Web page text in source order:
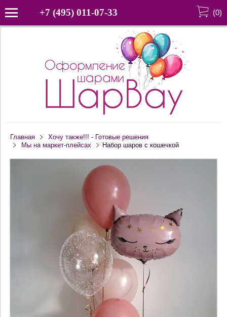
+7 (495) 011-07-33 (0)
Главная
Хочу также!!! - Готовые решения
Мы на маркет-плейсах
Набор шаров с кошечкой